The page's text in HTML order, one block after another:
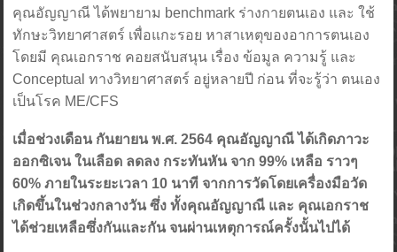
คุณอัญญาณี ได้พยายาม benchmark ร่างกายตนเอง และ ใช้
ทักษะวิทยาศาสตร์ เพื่อแกะรอย หาสาเหตุของอาการตนเอง
โดยมี คุณเอกราช คอยสนับสนุน เรื่อง ข้อมูล ความรู้ และ
Conceptual ทางวิทยาศาสตร์ อยู่หลายปี ก่อน ที่จะรู้ว่า ตนเอง
เป็นโรค ME/CFS
เมื่อช่วงเดือน กันยายน พ.ศ. 2564 คุณอัญญาณี ได้เกิดภาวะ
ออกซิเจน ในเลือด ลดลง กระทันหัน จาก 99% เหลือ ราวๆ
60% ภายในระยะเวลา 10 นาที จากการวัดโดยเครื่องมือวัด
เกิดขึ้นในช่วงกลางวัน ซึ่ง ทั้งคุณอัญญาณี และ คุณเอกราช
ได้ช่วยเหลือซึ่งกันและกัน จนผ่านเหตุการณ์ครั้งนั้นไปได้